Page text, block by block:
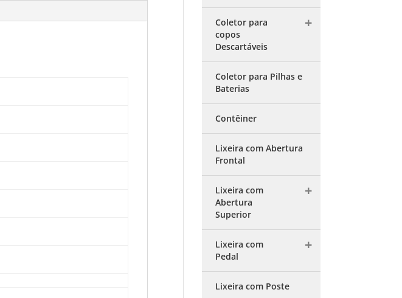
Coletor para
copos
Descartáveis
Coletor para Pilhas e
Baterias
Contêiner
Lixeira com Abertura
Frontal
Lixeira com
Abertura
Superior
Lixeira com
Pedal
Lixeira com Poste